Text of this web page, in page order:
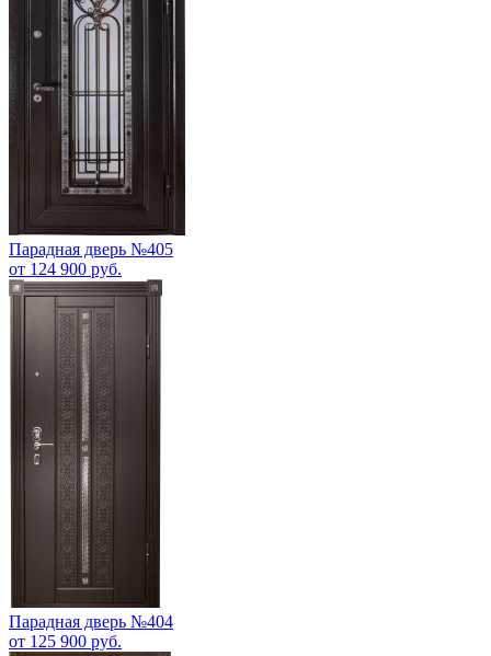
Парадная дверь №405
от 124 900 руб.
Парадная дверь №404
от 125 900 руб.